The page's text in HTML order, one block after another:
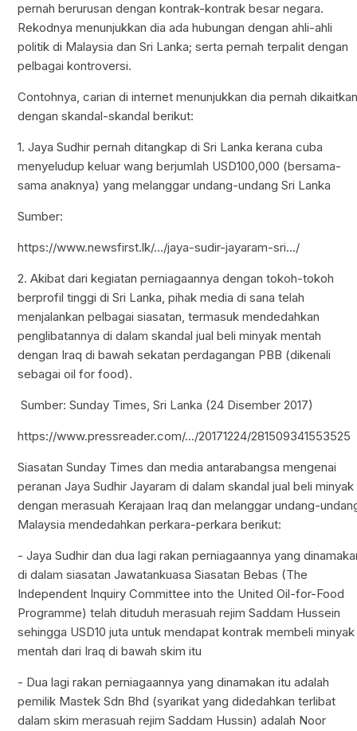
pernah berurusan dengan kontrak-kontrak besar negara.
Rekodnya menunjukkan dia ada hubungan dengan ahli-ahli
politik di Malaysia dan Sri Lanka; serta pernah terpalit dengan
pelbagai kontroversi.
Contohnya, carian di internet menunjukkan dia pernah
dengan skandal-skandal berikut:
1. Jaya Sudhir pernah ditangkap di Sri Lanka kerana cuba
menyeludup keluar wang berjumlah USD100,000 (bersama-
sama anaknya) yang melanggar undang-undang Sri Lanka
Sumber:
https://www.newsfirst.lk/.../jaya-sudir-jayaram-sri.../
2. Akibat dari kegiatan perniagaannya dengan tokoh-tokoh
berprofil tinggi di Sri Lanka, pihak media di sana telah
menjalankan pelbagai siasatan, termasuk mendedahkan
penglibatannya di dalam skandal jual beli minyak mentah
dengan Iraq di bawah sekatan perdagangan PBB (dikenali
sebagai oil for food).
Sumber: Sunday Times, Sri Lanka (24 Disember 2017)
https://www.pressreader.com/.../20171224/281509341553525
Siasatan Sunday Times dan media antarabangsa mengenai
peranan Jaya Sudhir Jayaram di dalam skandal jual beli minyak
dengan merasuah Kerajaan Iraq dan melanggar undang-
Malaysia mendedahkan perkara-perkara berikut:
- Jaya Sudhir dan dua lagi rakan perniagaannya yang
di dalam siasatan Jawatankuasa Siasatan Bebas (The
Independent Inquiry Committee into the United Oil-for-Food
Programme) telah dituduh merasuah rejim Saddam Hussein
sehingga USD10 juta untuk mendapat kontrak membeli minyak
mentah dari Iraq di bawah skim itu
- Dua lagi rakan perniagaannya yang dinamakan itu adalah
pemilik Mastek Sdn Bhd (syarikat yang didedahkan terlibat
dalam skim merasuah rejim Saddam Hussin) adalah Noor